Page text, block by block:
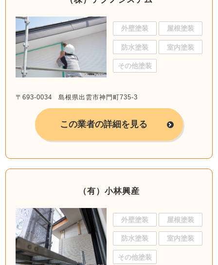
外壁塗装 屋根塗装
防水塗装 室内塗装
その他塗装
〒693-0034 島根県出雲市神門町735-3
この業者の詳細を見る
（有）小林興産
外壁塗装 屋根塗装
防水塗装 室内塗装
その他塗装